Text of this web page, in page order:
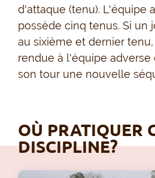
d'attaque (tenu). L'équipe
possède cinq tenus. Si un
au sixième et dernier
rendue à l'équipe adverse
son tour une nouvelle
OÙ PRATIQUER
DISCIPLINE?